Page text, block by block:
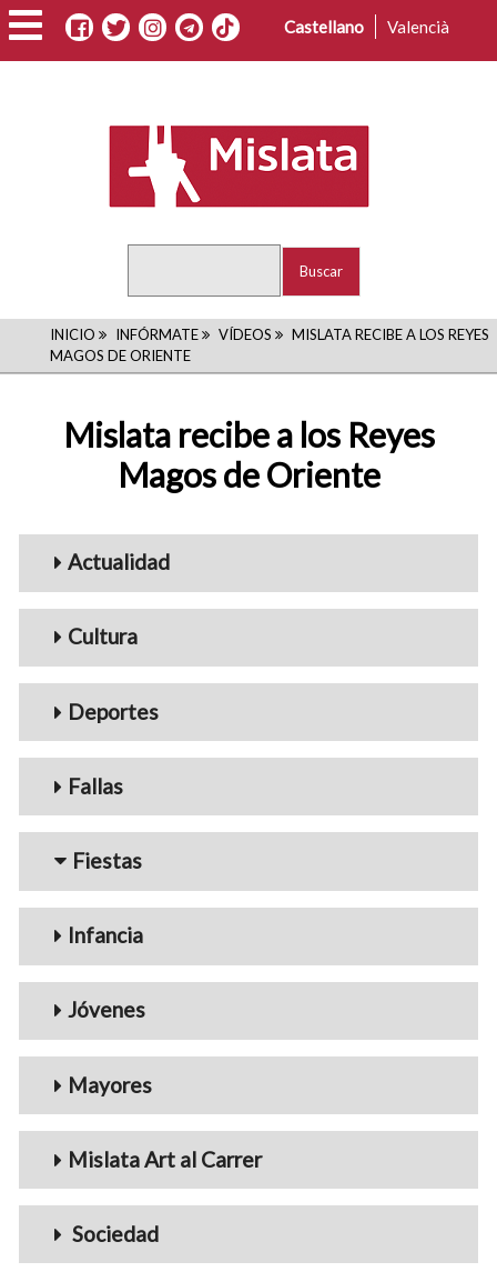
Pasar
al
contenido
Castellano Valencià
RUTA
DE
NAVEGACIÓN
INICIO INFÓRMATE VÍDEOS
MISLATA RECIBE A LOS REYES
MAGOS DE ORIENTE
Mislata recibe a los Reyes
Magos de Oriente
Menu_Videos
Actualidad
Cultura
Deportes
Fallas
Fiestas
Infancia
Jóvenes
Mayores
Mislata Art al Carrer
Sociedad